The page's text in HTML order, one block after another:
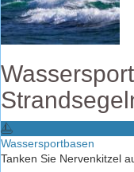
Wassersportbasen
Tanken Sie Nervenkitzel